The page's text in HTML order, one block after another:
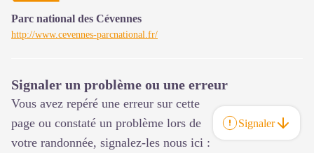
Parc national des Cévennes
http://www.cevennes-parcnational.fr/
Signaler un problème ou une erreur
Vous avez repéré une erreur sur cette
page ou constaté un problème lors de
votre randonnée, signalez-les nous ici :
Signaler